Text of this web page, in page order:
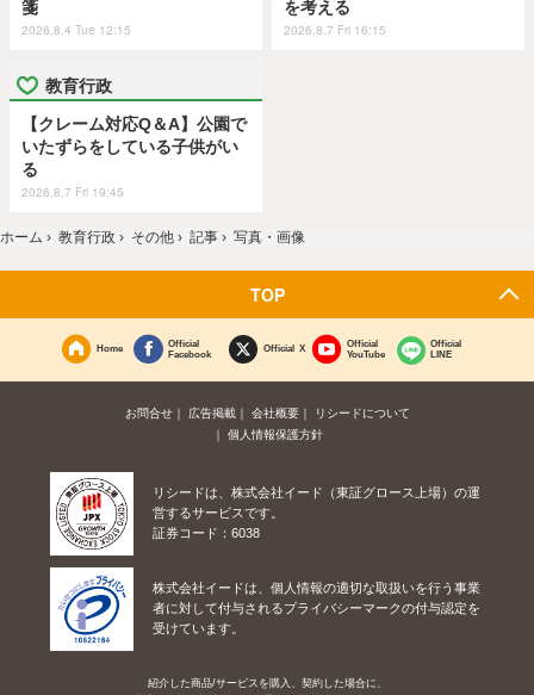
箋
2026.8.4 Tue 12:15
を考える
2026.8.7 Fri 16:15
教育行政
【クレーム対応Q＆A】公園で
いたずらをしている子供がい
る
2026.8.7 Fri 19:45
ホーム › 教育行政 › その他 › 記事 › 写真・画像
TOP
Home
Official
Facebook
Official X
Official
YouTube
Official
LINE
お問合せ 広告掲載 会社概要
リシードについて
個人情報保護方針
リシードは、株式会社イード（東証グロース上場）の運
営するサービスです。
証券コード：6038
株式会社イードは、個人情報の適切な取扱いを行う事業
者に対して付与されるプライバシーマークの付与認定を
受けています。
紹介した商品/サービスを購入、契約した場合に、